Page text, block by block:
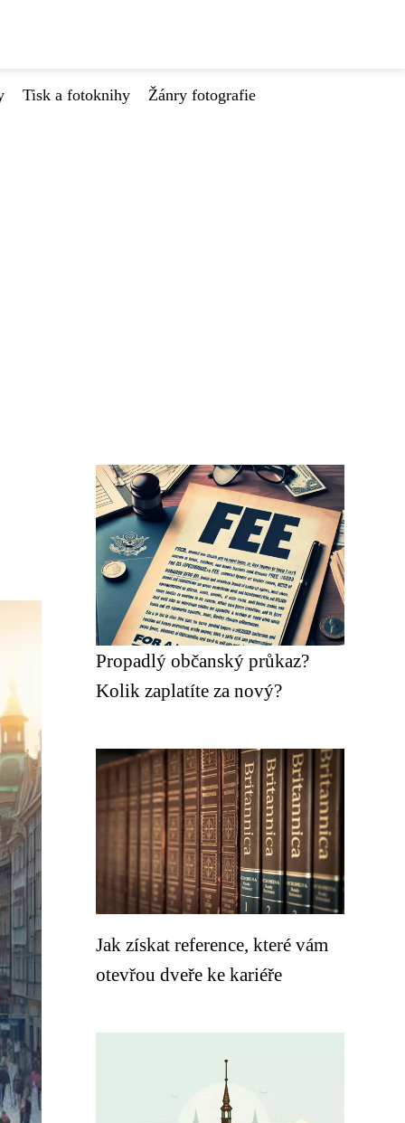
Tisk a fotoknihy Žánry fotografie
Propadlý občanský průkaz?
Kolik zaplatíte za nový?
Jak získat reference, které vám
otevřou dveře ke kariéře